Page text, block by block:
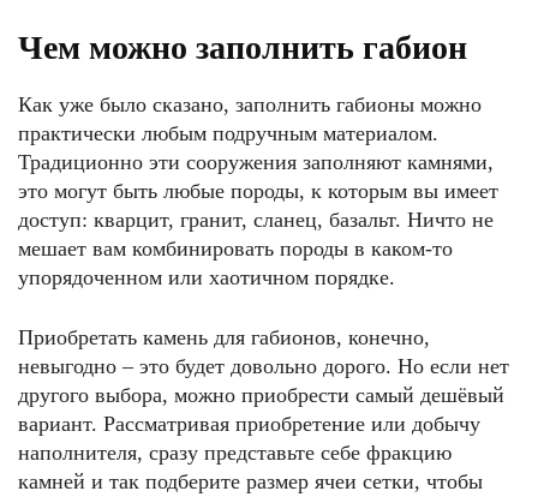
Чем можно заполнить габион
Как уже было сказано, заполнить габионы можно
практически любым подручным материалом.
Традиционно эти сооружения заполняют камнями,
это могут быть любые породы, к которым вы имеет
доступ: кварцит, гранит, сланец, базальт. Ничто не
мешает вам комбинировать породы в каком-то
упорядоченном или хаотичном порядке.
Приобретать камень для габионов, конечно,
невыгодно – это будет довольно дорого. Но если нет
другого выбора, можно приобрести самый дешёвый
вариант. Рассматривая приобретение или добычу
наполнителя, сразу представьте себе фракцию
камней и так подберите размер ячеи сетки, чтобы